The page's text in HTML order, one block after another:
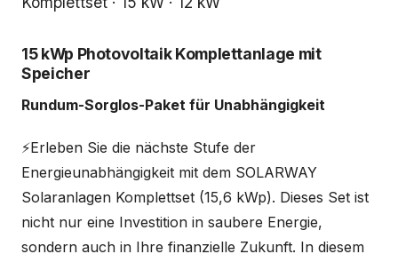
15 kWp Photovoltaik Komplettanlage mit
Speicher
Rundum-Sorglos-Paket für Unabhängigkeit
⚡Erleben Sie die nächste Stufe der
Energieunabhängigkeit mit dem SOLARWAY
Solaranlagen Komplettset (15,6 kWp). Dieses Set ist
nicht nur eine Investition in saubere Energie,
sondern auch in Ihre finanzielle Zukunft. In diesem